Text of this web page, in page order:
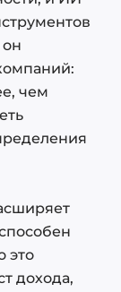
чем
это
дохода,